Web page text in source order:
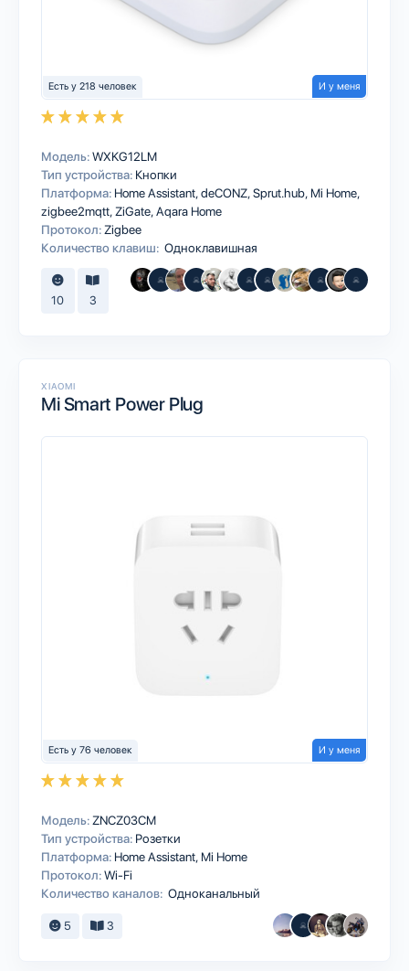
Есть у 218 человек И у меня
Модель:WXKG12LM
Тип устройства: Кнопки
Платформа: Home AssistantdeCONZSprut.hub Mi Home
zigbee2mqtt ZiGateAqara Home
Протокол: Zigbee
Количество клавиш: Одноклавишная
10 3
XIAOMI
Mi Smart Power Plug
Есть у 76 человек И у меня
Модель: ZNCZ03CM
Тип устройства: Розетки
Платформа: Home Assistant Mi Home
Протокол:Wi-Fi
Количество каналов: Одноканальный
5 3